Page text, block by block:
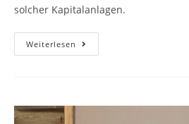
solcher Kapitalanlagen.
Weiterlesen Vorsicht,
Wenn